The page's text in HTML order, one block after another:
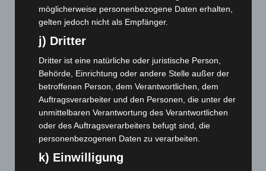
August 2024(107)
Juli 2024(89)
Juni 2024(107)
Mai 2024(149)
April 2024(102)
März 2024(103)
Februar 2024(103)
Januar 2024(111)
Dezember 2023(130)
möglicherweise personenbezogene Daten erhalten,
gelten jedoch nicht als Empfänger.
j) Dritter
Dritter ist eine natürliche oder juristische Person,
Behörde, Einrichtung oder andere Stelle außer der
betroffenen Person, dem Verantwortlichen, dem
Auftragsverarbeiter und den Personen, die unter der
unmittelbaren Verantwortung des Verantwortlichen
oder des Auftragsverarbeiters befugt sind, die
personenbezogenen Daten zu verarbeiten.
k) Einwilligung